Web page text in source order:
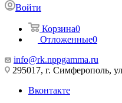
Войти
Корзина0
Отложенные0
info@rk.nppgamma.ru
295017, г. Симферополь,
Вконтакте